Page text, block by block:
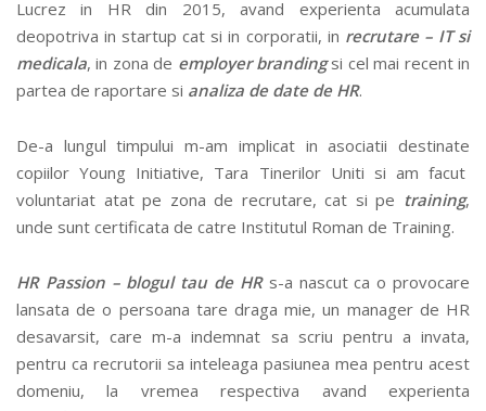
Lucrez in HR din 2015, avand experienta acumulata
deopotriva in startup cat si in corporatii, in recrutare – IT si
medicala, in zona de employer brandingsi cel mai recent in
partea de raportare si analiza de date de HR.
De-a lungul timpului m-am implicat in asociatii destinate
copiilor Young Initiative, Tara Tinerilor Uniti si am facut
voluntariat atat pe zona de recrutare, cat si pe training,
unde sunt certificata de catre Institutul Roman de Training.
HR Passion – blogul tau de HRs-a nascut ca o provocare
lansata de o persoana tare draga mie, un manager de HR
desavarsit, care m-a indemnat sa scriu pentru a invata,
pentru ca recrutorii sa inteleaga pasiunea mea pentru acest
domeniu, la vremea respectiva avand experienta